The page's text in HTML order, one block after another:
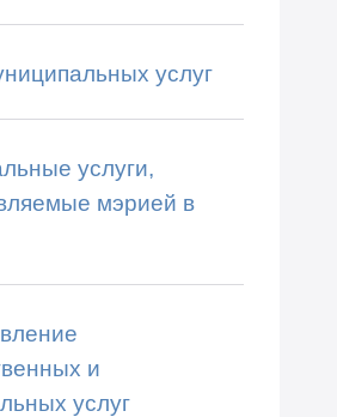
услуг
услуги,
мэрией в
и
услуг